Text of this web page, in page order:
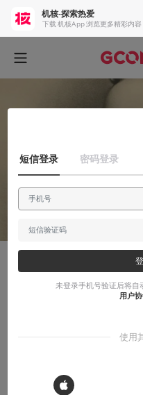
知识挖掘机
译介丨尼采导论（
作者为汤姆·斯特恩（Tom
Lotophagos
机核-探索热爱
下载 机核App 浏览更多精彩内容
短信登录 密码登录
未登录手机号验证后将自
用户
使用